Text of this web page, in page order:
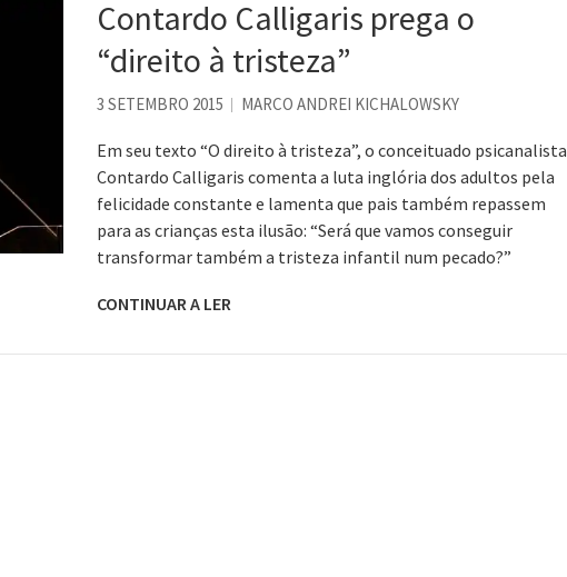
Jorge Luis Borges
é correto?
o mundo, o veganismo não é a resposta
Contardo Calligaris prega o
“direito à tristeza”
3 SETEMBRO 2015 MARCO ANDREI KICHALOWSKY
Em seu texto “O direito à tristeza”, o conceituado psicanalista
Contardo Calligaris comenta a luta inglória dos adultos pela
felicidade constante e lamenta que pais também repassem
para as crianças esta ilusão: “Será que vamos conseguir
transformar também a tristeza infantil num pecado?”
CONTINUAR A LER